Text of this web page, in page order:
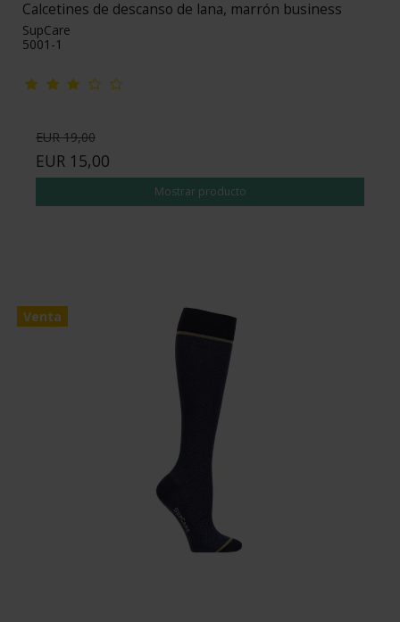
Calcetines de descanso de lana, marrón business
SupCare
5001-1
EUR 19,00
EUR 15,00
Mostrar producto
Venta